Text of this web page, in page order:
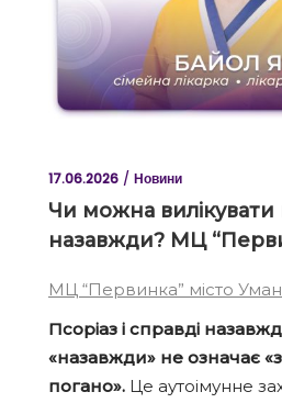
17.06.2026 Новини
Чи можна вилікувати
назавжди? МЦ
МЦ “Первинка” місто
Псоріаз і справді
«назавжди» не означає
погано». Це аутоімунне